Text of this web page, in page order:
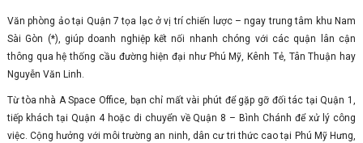
Văn phòng ảo tại Quận 7 tọa lạc ở vị trí chiến lược – ngay trung tâm khu Nam
Sài Gòn (*), giúp doanh nghiệp kết nối nhanh chóng với các quận lân cận
thông qua hệ thống cầu đường hiện đại như Phú Mỹ, Kênh Tẻ, Tân Thuận hay
Nguyễn Văn Linh.
Từ tòa nhà A Space Office, bạn chỉ mất vài phút để gặp gỡ đối tác tại Quận 1,
tiếp khách tại Quận 4 hoặc di chuyển về Quận 8 – Bình Chánh để xử lý công
việc. Cộng hưởng với môi trường an ninh, dân cư tri thức cao tại Phú Mỹ Hưng,